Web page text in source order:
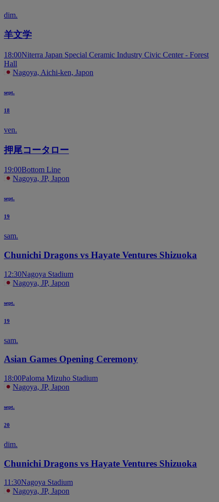
dim.
羊文学
18:00Niterra Japan Special Ceramic Industry Civic Center - Forest
Hall
Nagoya, Aichi-ken, Japon
sept.
18
ven.
押尾コータロー
19:00Bottom Line
Nagoya, JP, Japon
sept.
19
sam.
Chunichi Dragons vs Hayate Ventures Shizuoka
12:30Nagoya Stadium
Nagoya, JP, Japon
sept.
19
sam.
Asian Games Opening Ceremony
18:00Paloma Mizuho Stadium
Nagoya, JP, Japon
sept.
20
dim.
Chunichi Dragons vs Hayate Ventures Shizuoka
11:30Nagoya Stadium
Nagoya, JP, Japon